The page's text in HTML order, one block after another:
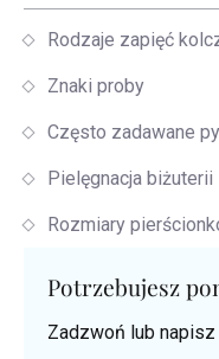
Rodzaje zapięć
Znaki proby
Często zadawane
Pielęgnacja biżuterii
Rozmiary
Potrzebujesz
Zadzwoń lub napisz